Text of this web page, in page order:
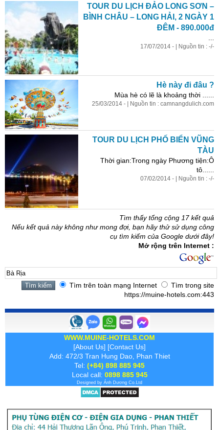
TOUR DU LỊCH ĐẢO LONG SƠN –
BÌNH CHÂU – LONG HẢI, 2 NGÀY 1
ĐÊM - 890.000đ
17/07/2014 - | Nguồn tin : -/-
Hè này đi đâu ?
Mùa hè có lẽ là khoảng thời ......
25/03/2014 - | Nguồn tin : camnangdulich.com
TOUR DU LỊCH PHỐ BIỂN VŨNG
TÀU
Thời gian:Trong ngày Phương tiện:Ô
tô......
07/02/2014 - | Nguồn tin : -/-
Tìm thấy tổng cộng 17 kết quả
Nếu kết quả này không như mong đợi, bạn hãy thử sử dụng công
cụ tìm kiếm của Google dưới đây!
Mở rộng trên Internet :
Tìm trên toàn mạng Internet
Tìm trong site
https://muine-hotels.com:443
WWW.MUINE-HOTELS.COM
[About Us] [Contact Us]
Add: 472/3 Tran Hung Dao, Phan Thiet
Tel: (+84) 898 885 945
Local call: 0898 885 945
Designed by Ánh Dương Co.Ltd